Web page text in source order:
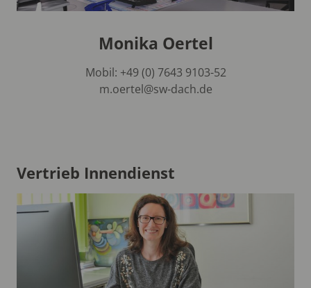
Monika Oertel
Mobil: +49 (0) 7643 9103-52
m.oertel@sw-dach.de
Vertrieb Innendienst